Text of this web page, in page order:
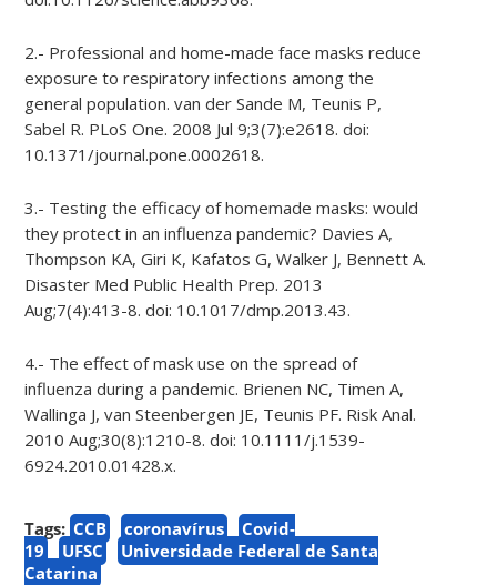
2.- Professional and home-made face masks reduce
exposure to respiratory infections among the
general population. van der Sande M, Teunis P,
Sabel R. PLoS One. 2008 Jul 9;3(7):e2618. doi:
10.1371/journal.pone.0002618.
3.- Testing the efficacy of homemade masks: would
they protect in an influenza pandemic? Davies A,
Thompson KA, Giri K, Kafatos G, Walker J, Bennett A.
Disaster Med Public Health Prep. 2013
Aug;7(4):413-8. doi: 10.1017/dmp.2013.43.
4.- The effect of mask use on the spread of
influenza during a pandemic. Brienen NC, Timen A,
Wallinga J, van Steenbergen JE, Teunis PF. Risk Anal.
2010 Aug;30(8):1210-8. doi: 10.1111/j.1539-
6924.2010.01428.x.
Tags: CCB coronavírus
Covid-
19
UFSC
Universidade Federal de Santa
Catarina